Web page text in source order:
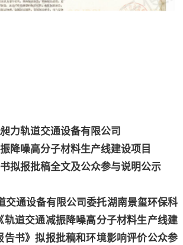
力轨道交通设备有限公司
降噪高分子材料生产线建设项目
拟报批稿全文及公众参与说明公示
交通设备有限公司委托湖南景玺环保科
轨道交通减振降噪高分子材料生产线建
告书》拟报批稿和环境影响评价公众参